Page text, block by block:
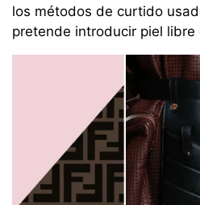
los métodos de curtido
pretende introducir piel libre